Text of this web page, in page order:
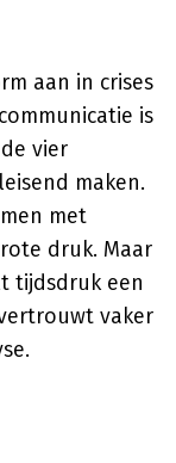
aan in crises
is
vier
maken.
met
druk. Maar
tijdsdruk een
vaker